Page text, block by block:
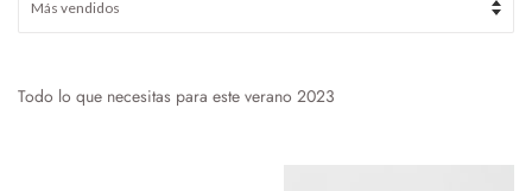
Todo lo que necesitas para este verano 2023